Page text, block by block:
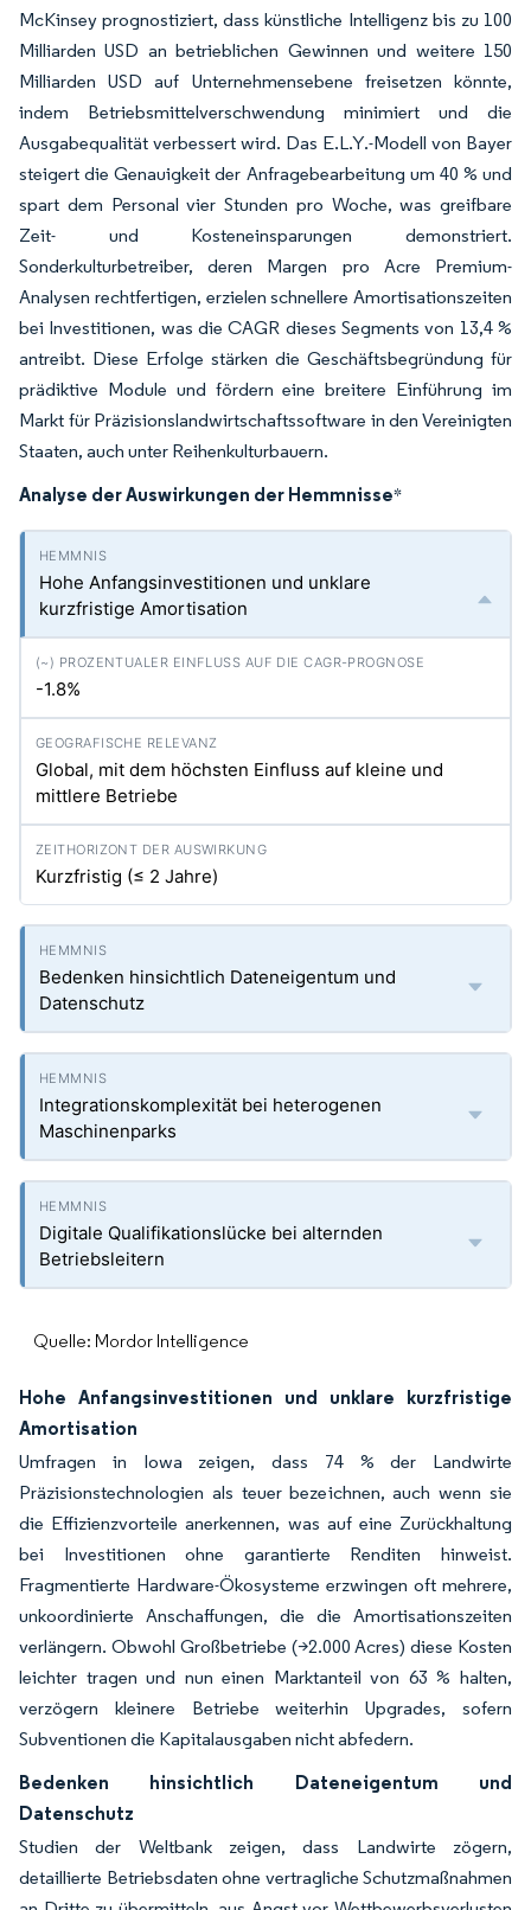
McKinsey prognostiziert, dass künstliche Intelligenz bis zu 100
Milliarden USD an betrieblichen Gewinnen und weitere 150
Milliarden USD auf Unternehmensebene freisetzen könnte,
indem Betriebsmittelverschwendung minimiert und die
Ausgabequalität verbessert wird. Das E.L.Y.-Modell von Bayer
steigert die Genauigkeit der Anfragebearbeitung um 40 % und
spart dem Personal vier Stunden pro Woche, was greifbare
Zeit- und Kosteneinsparungen demonstriert.
Sonderkulturbetreiber, deren Margen pro Acre Premium-
Analysen rechtfertigen, erzielen schnellere Amortisationszeiten
bei Investitionen, was die CAGR dieses Segments von 13,4 %
antreibt. Diese Erfolge stärken die Geschäftsbegründung für
prädiktive Module und fördern eine breitere Einführung im
Markt für Präzisionslandwirtschaftssoftware in den Vereinigten
Staaten, auch unter Reihenkulturbauern.
Analyse der Auswirkungen der Hemmnisse*
Hohe Anfangsinvestitionen und unklare
kurzfristige Amortisation
-1.8%
Global, mit dem höchsten Einfluss auf kleine und
mittlere Betriebe
Kurzfristig (≤ 2 Jahre)
Bedenken hinsichtlich Dateneigentum und
Datenschutz
Integrationskomplexität bei heterogenen
Maschinenparks
Digitale Qualifikationslücke bei alternden
Betriebsleitern
Quelle: Mordor Intelligence
Hohe Anfangsinvestitionen und unklare kurzfristige
Amortisation
Umfragen in Iowa zeigen, dass 74 % der Landwirte
Präzisionstechnologien als teuer bezeichnen, auch wenn sie
die Effizienzvorteile anerkennen, was auf eine Zurückhaltung
bei Investitionen ohne garantierte Renditen hinweist.
Fragmentierte Hardware-Ökosysteme erzwingen oft mehrere,
unkoordinierte Anschaffungen, die die Amortisationszeiten
verlängern. Obwohl Großbetriebe (>2.000 Acres) diese Kosten
leichter tragen und nun einen Marktanteil von 63 % halten,
verzögern kleinere Betriebe weiterhin Upgrades, sofern
Subventionen die Kapitalausgaben nicht abfedern.
Bedenken hinsichtlich Dateneigentum und
Datenschutz
Studien der Weltbank zeigen, dass Landwirte zögern,
detaillierte Betriebsdaten ohne vertragliche Schutzmaßnahmen